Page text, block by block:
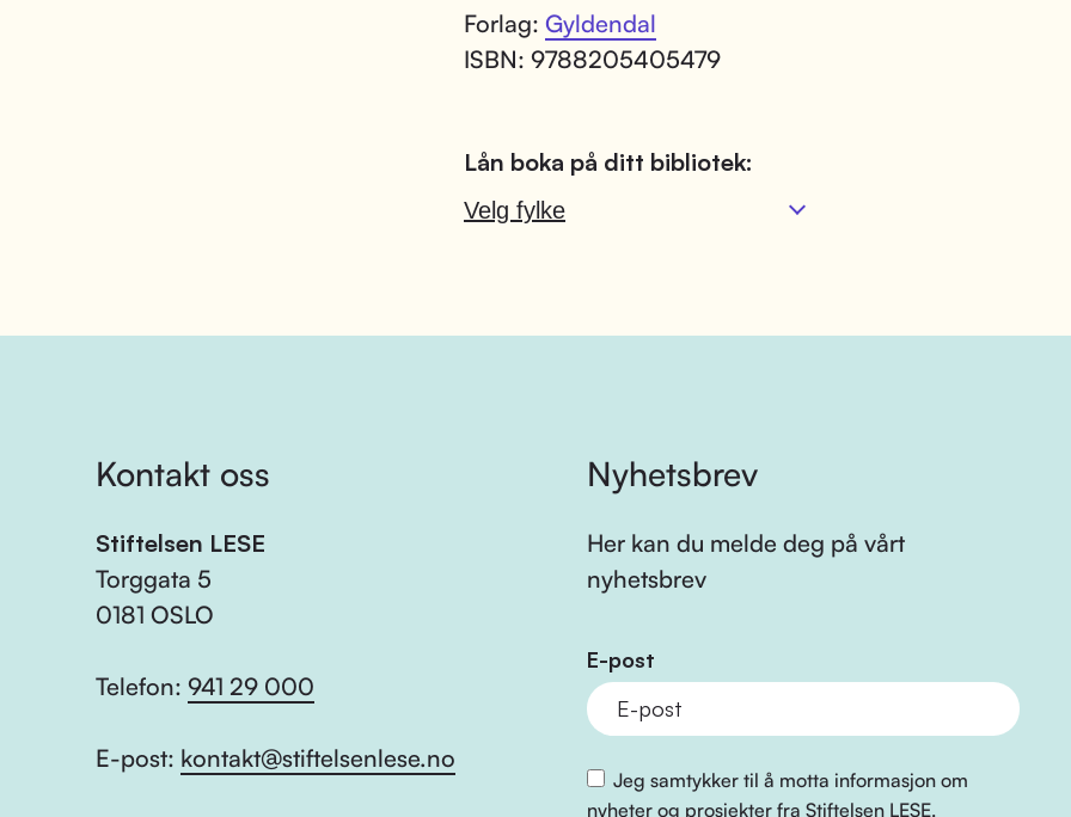
Forlag: Gyldendal
ISBN: 9788205405479
Lån boka på ditt bibliotek:
Velg fylke
Kontakt oss
Stiftelsen LESE
Torggata 5
0181 OSLO
Telefon: 941 29 000
E-post: kontakt@stiftelsenlese.no
Nyhetsbrev
Her kan du melde deg på vårt
nyhetsbrev
E-post
Jeg samtykker til å motta informasjon om
nyheter og prosjekter fra Stiftelsen LESE.